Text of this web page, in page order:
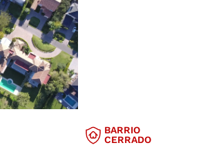
BARRIO
CERRADO